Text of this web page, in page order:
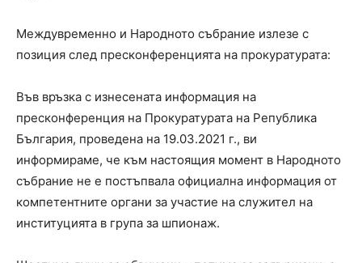
Междувременно и Народното събрание излезе с
позиция след пресконференцията на прокуратурата:
Във връзка с изнесената информация на
пресконференция на Прокуратурата на Република
България, проведена на 19.03.2021 г., ви
информираме, че към настоящия момент в Народното
събрание не е постъпвала официална информация от
компетентните органи за участие на служител на
институцията в група за шпионаж.